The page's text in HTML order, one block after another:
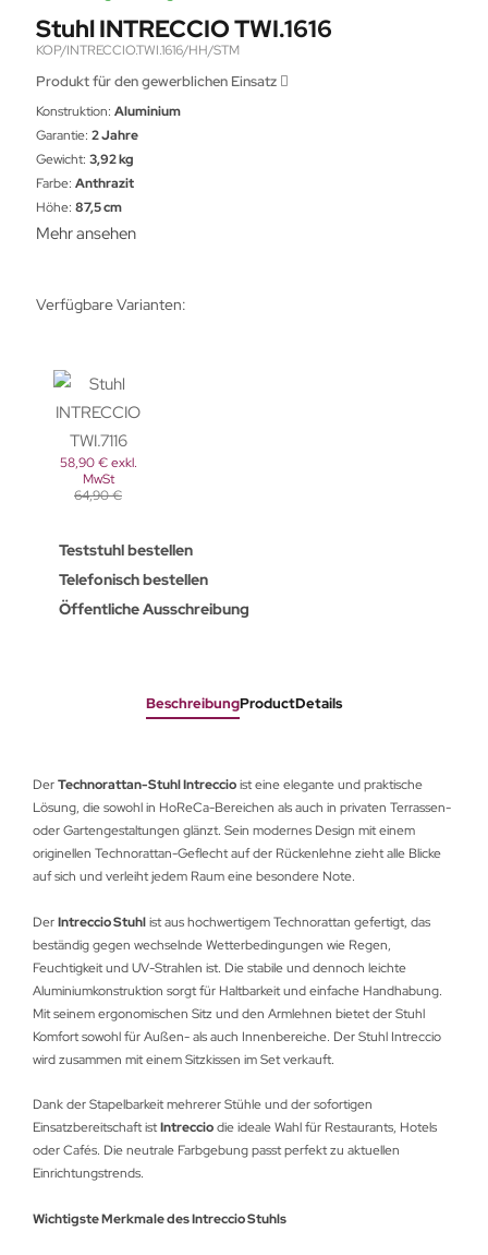
Stuhl INTRECCIO TWI.1616
KOP/INTRECCIO.TWI.1616/HH/STM
Produkt für den gewerblichen Einsatz
Konstruktion: Aluminium
Garantie: 2 Jahre
Gewicht: 3,92 kg
Farbe: Anthrazit
Höhe: 87,5 cm
Mehr ansehen
Verfügbare Varianten:
58,90 € exkl.
MwSt
64,90 €
Teststuhl bestellen
Telefonisch bestellen
Öffentliche Ausschreibung
BeschreibungProductDetails
DerTechnorattan-Stuhl Intreccioist eine elegante und praktische
Lösung, die sowohl in HoReCa-Bereichen als auch in privaten Terrassen-
oder Gartengestaltungen glänzt. Sein modernes Design mit einem
originellen Technorattan-Geflecht auf der Rückenlehne zieht alle Blicke
auf sich und verleiht jedem Raum eine besondere Note.
DerIntreccio Stuhlist aus hochwertigem Technorattan gefertigt, das
beständig gegen wechselnde Wetterbedingungen wie Regen,
Feuchtigkeit und UV-Strahlen ist. Die stabile und dennoch leichte
Aluminiumkonstruktion sorgt für Haltbarkeit und einfache Handhabung.
Mit seinem ergonomischen Sitz und den Armlehnen bietet der Stuhl
Komfort sowohl für Außen- als auch Innenbereiche. Der Stuhl Intreccio
wird zusammen mit einem Sitzkissen im Set verkauft.
Dank der Stapelbarkeit mehrerer Stühle und der sofortigen
Einsatzbereitschaft istIntrecciodie ideale Wahl für Restaurants, Hotels
oder Cafés. Die neutrale Farbgebung passt perfekt zu aktuellen
Einrichtungstrends.
Wichtigste Merkmale des Intreccio Stuhls